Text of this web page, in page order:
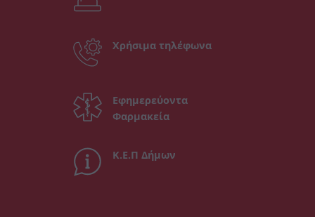
Χρήσιμα τηλέφωνα
Εφημερεύοντα
Φαρμακεία
Κ.Ε.Π Δήμων